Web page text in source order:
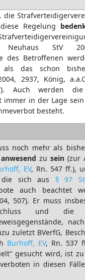
die
Regelung
Neuhaus StV
des Betroffenen
als das schon
2937, König,
Auch werden die
immer in der Lage
besteht.
noch mehr als
anwesend zu sein(zur
EV, Rn. 547 ff.),
sich aus § 97
auch beachtet
507). Er muss
und
zuletzt BVerfG,
Burhoff, EV, Rn. 537
gesucht wird, ist
in diesen